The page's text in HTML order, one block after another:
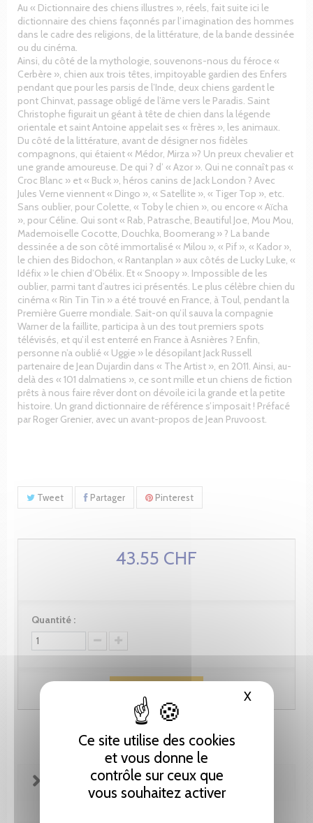
Ce site utilise des cookies
et vous donne le
contrôle sur ceux que
vous souhaitez activer
XMasquer
Au « Dictionnaire des chiens illustres », réels, fait suite ici le
dictionnaire des chiens façonnés par l’imagination des hommes
dans le cadre des religions, de la littérature, de la bande dessinée
ou du cinéma.
Ainsi, du côté de la mythologie, souvenons-nous du féroce «
Cerbère », chien aux trois têtes, impitoyable gardien des Enfers
pendant que pour les parsis de l’Inde, deux chiens gardent le
pont Chinvat, passage obligé de l’âme vers le Paradis. Saint
Christophe figurait un géant à tête de chien dans la légende
orientale et saint Antoine appelait ses « frères », les animaux.
Du côté de la littérature, avant de désigner nos fidèles
compagnons, qui étaient « Médor, Mirza »? Un preux chevalier et
une grande amoureuse. De qui ? d’ « Azor ». Qui ne connaît pas «
Croc Blanc » et « Buck », héros canins de Jack London ? Avec
Jules Verne viennent « Dingo », « Satellite », « Tiger Top », etc.
Sans oublier, pour Colette, « Toby le chien », ou encore « Aïcha
», pour Céline. Qui sont « Rab, Patrasche, Beautiful Joe, Mou Mou,
Mademoiselle Cocotte, Douchka, Boomerang » ? La bande
dessinée a de son côté immortalisé « Milou », « Pif », « Kador »,
le chien des Bidochon, « Rantanplan » aux côtés de Lucky Luke, «
Idéfix » le chien d’Obélix. Et « Snoopy ». Impossible de les
oublier, parmi tant d’autres ici présentés. Le plus célèbre chien du
cinéma « Rin Tin Tin » a été trouvé en France, à Toul, pendant la
Première Guerre mondiale. Sait-on qu’il sauva la compagnie
Warner de la faillite, participa à un des tout premiers spots
télévisés, et qu’il est enterré en France à Asnières ? Enfin,
personne n’a oublié « Uggie » le désopilant Jack Russell
partenaire de Jean Dujardin dans « The Artist », en 2011. Ainsi, au-
delà des « 101 dalmatiens », ce sont mille et un chiens de fiction
prêts à nous faire rêver dont on dévoile ici la grande et la petite
histoire. Un grand dictionnaire de référence s’imposait ! Préfacé
par Roger Grenier, avec un avant-propos de Jean Pruvoost.
Tweet Partager Pinterest
43.55 CHF
Quantité :
FICHE TECHNIQUE